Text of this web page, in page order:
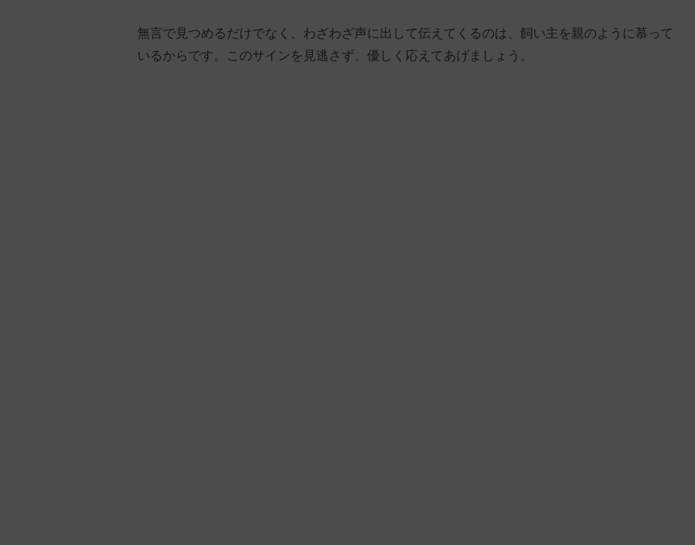
無言で見つめるだけでなく、わざわざ声に出して伝えてくるのは、飼い主を親のように慕って
いるからです。このサインを見逃さず、優しく応えてあげましょう。